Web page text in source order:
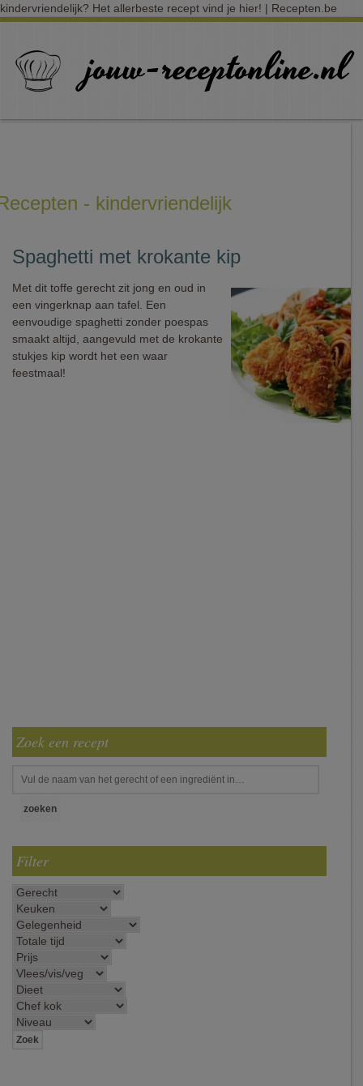
kindervriendelijk? Het allerbeste recept vind je hier! | Recepten.be
- kindervriendelijk
Spaghetti met krokante kip
Met dit toffe gerecht zit jong en oud in
een vingerknap aan tafel. Een
eenvoudige spaghetti zonder poespas
smaakt altijd, aangevuld met de krokante
stukjes kip wordt het een waar
feestmaal!
Zoek een recept
Filter